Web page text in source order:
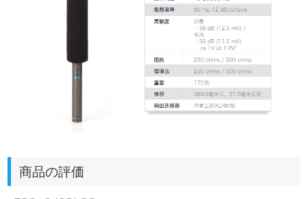
商品の評価